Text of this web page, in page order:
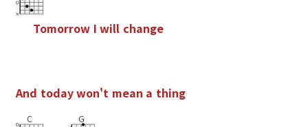
Tomorrow I will change
And todaywon't mean a thing
C G